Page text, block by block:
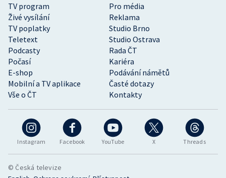
Instagram Facebook YouTube X Threads
TV program
Pro média
Živé vysílání
Reklama
TV poplatky
Studio Brno
Teletext
Studio Ostrava
Podcasty
Rada ČT
Počasí
Kariéra
E-shop
Podávání námětů
Mobilní a TV aplikace
Časté dotazy
Vše o ČT
Kontakty
© Česká televize